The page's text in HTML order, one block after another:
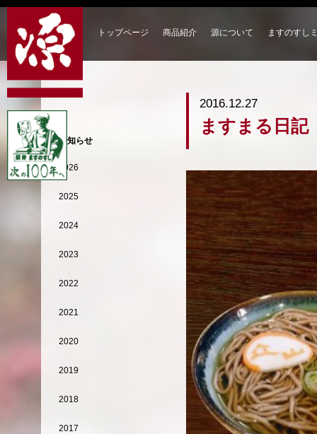
トップページ 商品紹介 源について ますのすし
2016.12.27
ますまる日記
お知らせ
2026
2025
2024
2023
2022
2021
2020
2019
2018
2017